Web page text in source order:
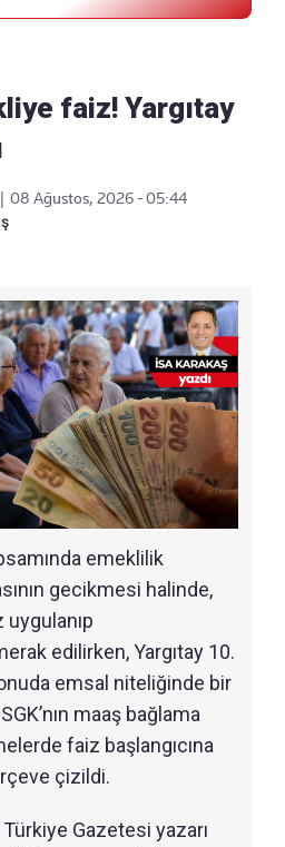
faiz! Yargıtay
08 Ağustos, 2026 - 05:44
emeklilik
gecikmesi halinde,
uygulanıp
edilirken, Yargıtay 10.
emsal niteliğinde bir
maaş bağlama
faiz başlangıcına
çizildi.
Gazetesi yazarı